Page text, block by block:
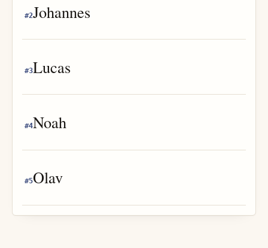
#2Johannes
#3Lucas
#4Noah
#5Olav